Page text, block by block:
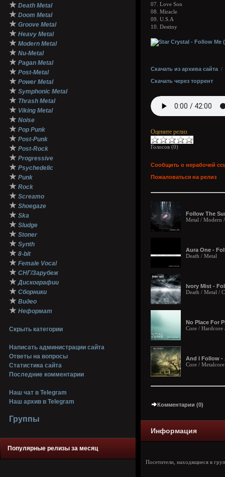
★ Death Metal
★ Doom Metal
★ Groove Metal
★ Heavy Metal
★ Modern Metal
★ Nu-Metal
★ Pagan Metal
★ Post-Metal
★ Power Metal
★ Symphonic Metal
★ Thrash Metal
★ Viking Metal
★ Noise
★ Pop Punk
★ Post-Punk
★ Post-Rock
★ Progressive
★ Psychedelic
★ Punk
★ Rock
★ Screamo
★ Shoegaze
★ Ska
★ Sludge
★ Stoner
★ Synth
★ 8-bit
★ Female Vocal
★ СНГ/Зарубеж
★ Дискографии
★ Сборники
★ Видео
★ Неформат
Скрыть категории
Написать администрации сайта
Ответы на вопросы
Статистика сайта
Последние комментарии
Наш чат в Telegram
Наш архив в Telegram
Группы
Популярные релизы за месяц
07. Love Son
08. Miracle
09. U.S.A
10. Destiny
Скачать из архива сайта /
Скачать через торрент
Оцените релиз
Голосов (0)
Сообщить о нерабочей
Пожаловаться на релиз
Follow The
Metal / Modern
Aura One -
Death / Metal
Ivory Mist -
Death / Metal /
No Place For
Core / Hardcore
And I Follow -
Core /
Комментарии (0)
Информация
Посетители, находящиеся в